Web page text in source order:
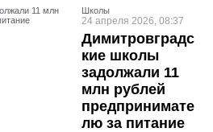
Школы
24 апреля 2026, 08:37
Димитровградс
кие школы
задолжали 11
млн рублей
предпринимате
лю за питание